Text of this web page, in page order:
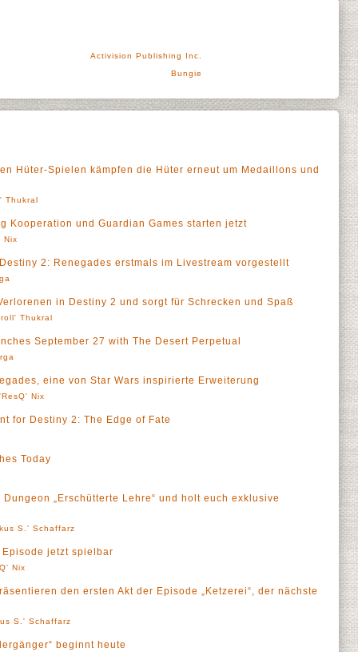
Activision Publishing Inc.
Bungie
Hüter-Spielen kämpfen die Hüter erneut um Medaillons und
Thukral
Kooperation und Guardian Games starten jetzt
Nix
2: Renegades erstmals im Livestream vorgestellt
in Destiny 2 und sorgt für Schrecken und Spaß
Thukral
September 27 with The Desert Perpetual
eine von Star Wars inspirierte Erweiterung
Nix
for Destiny 2: The Edge of Fate
Today
„Erschütterte Lehre“ und holt euch exklusive
S.' Schaffarz
jetzt spielbar
Nix
den ersten Akt der Episode „Ketzerei“, der nächste
S.' Schaffarz
beginnt heute